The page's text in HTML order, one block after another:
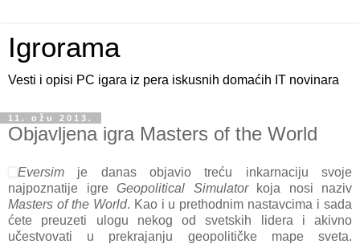
Igrorama
Vesti i opisi PC igara iz pera iskusnih domaćih IT novinara
11. ožu 2013.
Objavljena igra Masters of the World
Eversim je danas objavio treću inkarnaciju svoje
najpoznatije igre Geopolitical Simulatorkoja nosi naziv
Masters of the World. Kao i u prethodnim nastavcima i sada
ćete preuzeti ulogu nekog od svetskih lidera i akivno
učestvovati u prekrajanju geopolitičke mape sveta.